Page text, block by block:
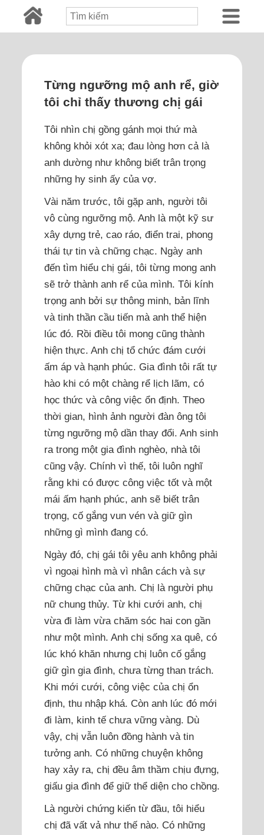
Từng ngưỡng mộ anh rể, giờ
tôi chỉ thấy thương chị gái
Tôi nhìn chị gồng gánh mọi thứ mà
không khỏi xót xa; đau lòng hơn cả là
anh dường như không biết trân trọng
những hy sinh ấy của vợ.
Vài năm trước, tôi gặp anh, người tôi
vô cùng ngưỡng mộ. Anh là một kỹ sư
xây dựng trẻ, cao ráo, điển trai, phong
thái tự tin và chững chạc. Ngày anh
đến tìm hiểu chị gái, tôi từng mong anh
sẽ trở thành anh rể của mình. Tôi kính
trọng anh bởi sự thông minh, bản lĩnh
và tinh thần cầu tiến mà anh thể hiện
lúc đó. Rồi điều tôi mong cũng thành
hiện thực. Anh chị tổ chức đám cưới
ấm áp và hạnh phúc. Gia đình tôi rất tự
hào khi có một chàng rể lịch lãm, có
học thức và công việc ổn định. Theo
thời gian, hình ảnh người đàn ông tôi
từng ngưỡng mộ dần thay đổi. Anh sinh
ra trong một gia đình nghèo, nhà tôi
cũng vậy. Chính vì thế, tôi luôn nghĩ
rằng khi có được công việc tốt và một
mái ấm hạnh phúc, anh sẽ biết trân
trọng, cố gắng vun vén và giữ gìn
những gì mình đang có.
Ngày đó, chị gái tôi yêu anh không phải
vì ngoại hình mà vì nhân cách và sự
chững chạc của anh. Chị là người phụ
nữ chung thủy. Từ khi cưới anh, chị
vừa đi làm vừa chăm sóc hai con gần
như một mình. Anh chị sống xa quê, có
lúc khó khăn nhưng chị luôn cố gắng
giữ gìn gia đình, chưa từng than trách.
Khi mới cưới, công việc của chị ổn
định, thu nhập khá. Còn anh lúc đó mới
đi làm, kinh tế chưa vững vàng. Dù
vậy, chị vẫn luôn đồng hành và tin
tưởng anh. Có những chuyện không
hay xảy ra, chị đều âm thầm chịu đựng,
giấu gia đình để giữ thể diện cho chồng.
Là người chứng kiến từ đầu, tôi hiểu
chị đã vất vả như thế nào. Có những